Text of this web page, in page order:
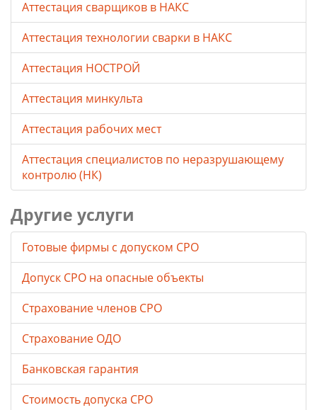
Аттестация сварщиков в НАКС
Аттестация технологии сварки в НАКС
Аттестация НОСТРОЙ
Аттестация минкульта
Аттестация рабочих мест
Аттестация специалистов по неразрушающему
контролю (НК)
Другие услуги
Готовые фирмы с допуском СРО
Допуск СРО на опасные объекты
Страхование членов СРО
Страхование ОДО
Банковская гарантия
Стоимость допуска СРО